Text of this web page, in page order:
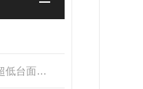
304不锈钢防水电子地磅超低台面带斜坡